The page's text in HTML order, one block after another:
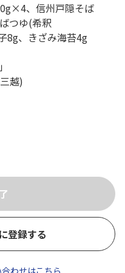
、信州戸隠そば
つゆ(希釈
8g、きざみ海苔4g
越)
登録する
わせはこちら